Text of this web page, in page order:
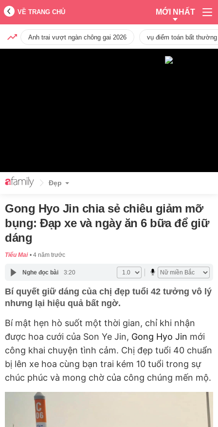
VỀ TRANG CHỦ MỚI NHẤT
Anh trai vượt ngàn chông gai 2026 vụ điểm toán bất
Đẹp
Gong Hyo Jin chia sẻ chiêu giảm mỡ
bụng: Đạp xe và ngày ăn 6 bữa để giữ
dáng
Tiểu Mai 4 năm trước
Nghe đọc bài 3:20
Bí quyết giữ dáng của chị đẹp tuổi 42 tưởng vô lý
nhưng lại hiệu quả bất ngờ.
Bí mật hẹn hò suốt một thời gian, chỉ khi nhận
được hoa cưới của Son Ye Jin, Gong Hyo Jin mới
công khai chuyện tình cảm. Chị đẹp tuổi 40 chuẩn
bị lên xe hoa cùng bạn trai kém 10 tuổi trong sự
chúc phúc và mong chờ của công chúng mến mộ.